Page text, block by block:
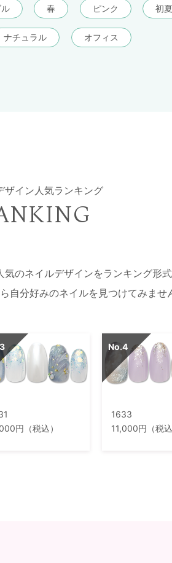
春 ピンク 初夏
ナチュラル オフィス
ザイン人気ランキング
のネイルデザインをランキング形式
自分好みのネイルを見つけてみませ
円（税込）
1633
11,000円（税込